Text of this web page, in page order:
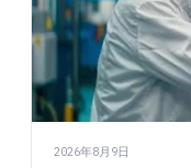
2026年8月9日